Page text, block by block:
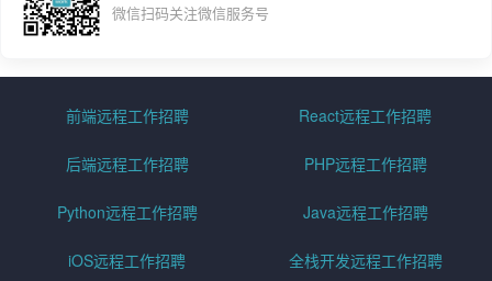
微信扫码关注微信服务号
前端远程工作招聘 React远程工作招聘
后端远程工作招聘 PHP远程工作招聘
Python远程工作招聘 Java远程工作招聘
iOS远程工作招聘 全栈开发远程工作招聘